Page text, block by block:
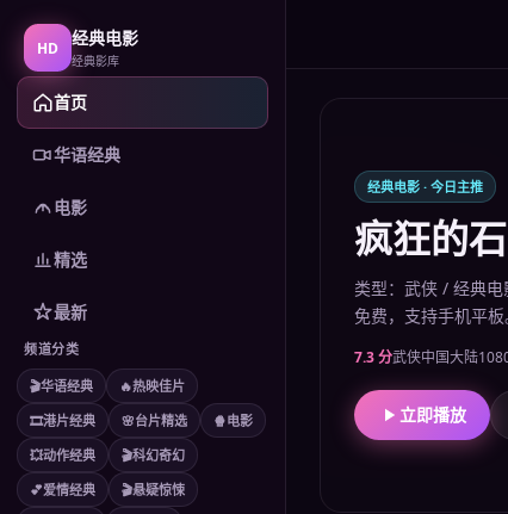
HD 经典电影
经典影库
首页
华语经典
电影
精选
最新
频道分类
🎬华语经典 🔥热映佳片
🎞️港片经典 🌸台片精选 🍿电影
💥动作经典 🎬科幻奇幻
💕爱情经典 🎬悬疑惊悚
经典电影 · 今日主推
疯狂的
类型：武侠 / 经典
免费，支持手机平板
7.3分武侠中国大陆
立即播放